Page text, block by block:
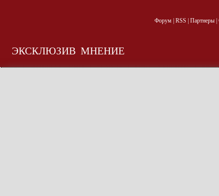
Форум| RSS Партнеры|
ЭКСКЛЮЗИВ МНЕНИЕ